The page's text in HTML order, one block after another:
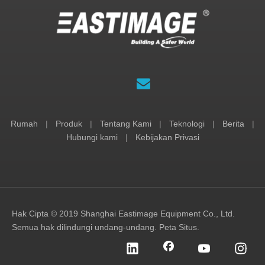
Rumah | Produk | Tentang Kami | Teknologi | Berita
|
Hubungi kami
| Kebijakan Privasi
Hak Cipta © 2019 Shanghai Eastimage Equipment Co., Ltd.
Semua hak dilindungi undang-undang. Peta Situs